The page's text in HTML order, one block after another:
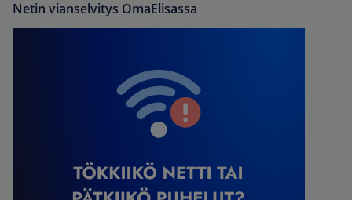
Netin vianselvitys OmaElisassa